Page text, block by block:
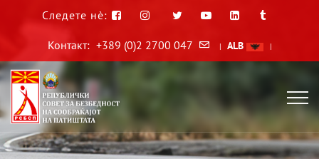
Следете нè:
Контакт: +389 (0)2 2700 047 | ALB |